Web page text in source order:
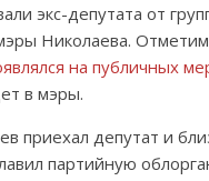
экс-депутата от
Николаева.
на публичных
в мэры.
приехал депутат и
партийную